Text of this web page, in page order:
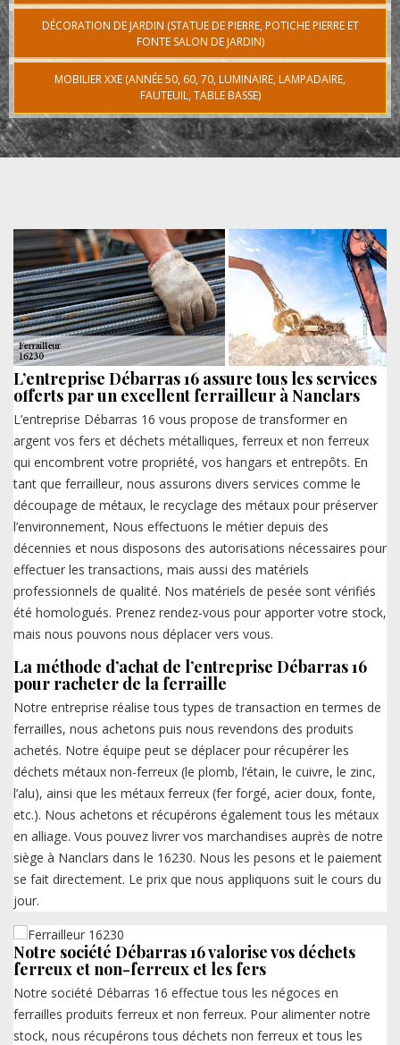
DÉCORATION DE JARDIN (STATUE DE PIERRE, POTICHE PIERRE ET
FONTE SALON DE JARDIN)
MOBILIER XXE (ANNÉE 50, 60, 70, LUMINAIRE, LAMPADAIRE,
FAUTEUIL, TABLE BASSE)
L’entreprise Débarras 16 assure tous les services
offerts par un excellent ferrailleur à Nanclars
L’entreprise Débarras 16 vous propose de transformer en
argent vos fers et déchets métalliques, ferreux et non ferreux
qui encombrent votre propriété, vos hangars et entrepôts. En
tant que ferrailleur, nous assurons divers services comme le
découpage de métaux, le recyclage des métaux pour préserver
l’environnement, Nous effectuons le métier depuis des
décennies et nous disposons des autorisations nécessaires pour
effectuer les transactions, mais aussi des matériels
professionnels de qualité. Nos matériels de pesée sont vérifiés
été homologués. Prenez rendez-vous pour apporter votre stock,
mais nous pouvons nous déplacer vers vous.
La méthode d’achat de l’entreprise Débarras 16
pour racheter de la ferraille
Notre entreprise réalise tous types de transaction en termes de
ferrailles, nous achetons puis nous revendons des produits
achetés. Notre équipe peut se déplacer pour récupérer les
déchets métaux non-ferreux (le plomb, l’étain, le cuivre, le zinc,
l’alu), ainsi que les métaux ferreux (fer forgé, acier doux, fonte,
etc.). Nous achetons et récupérons également tous les métaux
en alliage. Vous pouvez livrer vos marchandises auprès de notre
siège à Nanclars dans le 16230. Nous les pesons et le paiement
se fait directement. Le prix que nous appliquons suit le cours du
jour.
Notre société Débarras 16 valorise vos déchets
ferreux et non-ferreux et les fers
Notre société Débarras 16 effectue tous les négoces en
ferrailles produits ferreux et non ferreux. Pour alimenter notre
stock, nous récupérons tous déchets non ferreux et tous les